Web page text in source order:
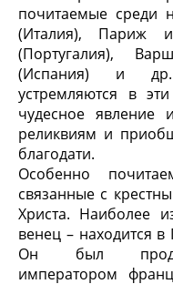
почитаемые среди
(Италия), Париж
(Португалия),
(Испания) и
устремляются в
чудесное явление
реликвиям и
благодати.
Особенно
связанные с
Христа. Наиболее
венец – находится
Он был продан
императором